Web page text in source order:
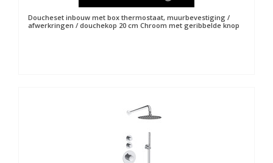
Doucheset inbouw met box thermostaat, muurbevestiging /
afwerkringen / douchekop 20 cm Chroom met geribbelde knop